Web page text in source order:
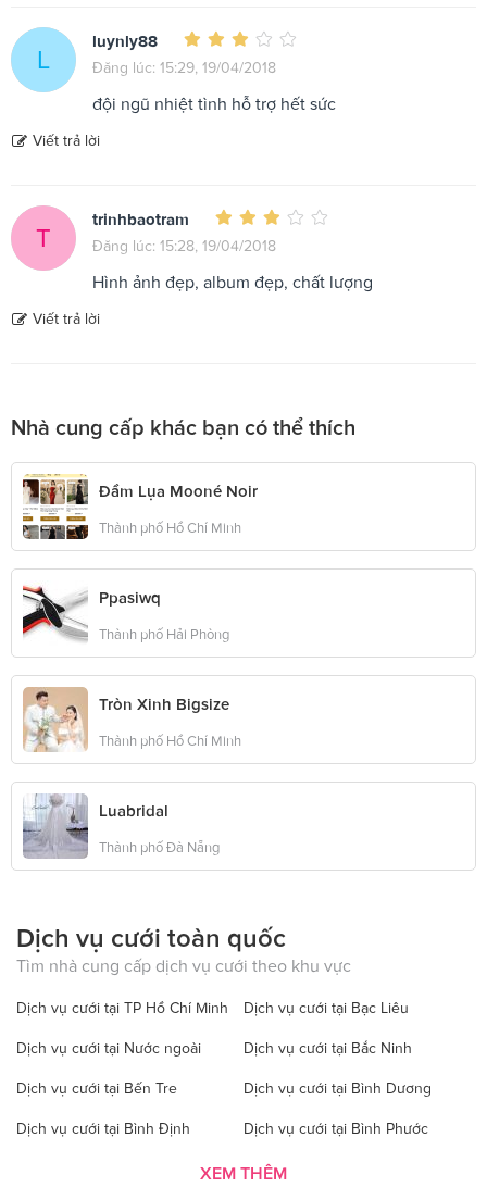
L
luynly88
Đăng lúc: 15:29, 19/04/2018
đội ngũ nhiệt tình hỗ trợ hết sức
Viết trả lời
T
trinhbaotram
Đăng lúc: 15:28, 19/04/2018
Hình ảnh đẹp, album đẹp, chất lượng
Viết trả lời
Nhà cung cấp khác bạn có thể thích
Đầm Lụa Mooné Noir
Thành phố Hồ Chí Minh
Ppasiwq
Thành phố Hải Phòng
Tròn Xinh Bigsize
Thành phố Hồ Chí Minh
Luabridal
Thành phố Đà Nẵng
Dịch vụ cưới toàn quốc
Tìm nhà cung cấp dịch vụ cưới theo khu vực
Dịch vụ cưới tại TP Hồ Chí Minh Dịch vụ cưới tại Bạc Liêu
Dịch vụ cưới tại Nước ngoài Dịch vụ cưới tại Bắc Ninh
Dịch vụ cưới tại Bến Tre Dịch vụ cưới tại Bình Dương
Dịch vụ cưới tại Bình Định Dịch vụ cưới tại Bình Phước
Dịch vụ cưới tại Bình Thuận Dịch vụ cưới tại Cà Mau
XEM THÊM